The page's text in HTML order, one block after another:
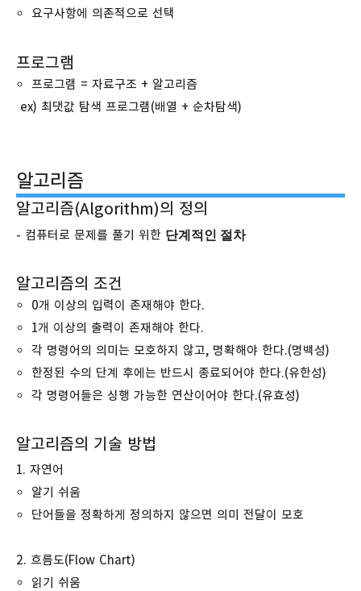
요구사항에 의존적으로 선택
프로그램
프로그램 = 자료구조 + 알고리즘
ex) 최댓값 탐색 프로그램(배열 + 순차탐색)
알고리즘
알고리즘(Algorithm)의 정의
- 컴퓨터로 문제를 풀기 위한 단계적인 절차
알고리즘의 조건
0개 이상의 입력이 존재해야 한다.
1개 이상의 출력이 존재해야 한다.
각 명령어의 의미는 모호하지 않고, 명확해야 한다.(명백성)
한정된 수의 단계 후에는 반드시 종료되어야 한다.(유한성)
각 명령어들은 싱행 가능한 연산이어야 한다.(유효성)
알고리즘의 기술 방법
1. 자연어
알기 쉬움
단어들을 정확하게 정의하지 않으면 의미 전달이 모호
2. 흐름도(Flow Chart)
읽기 쉬움